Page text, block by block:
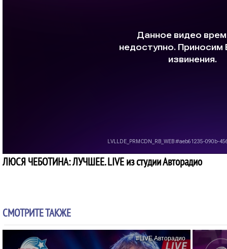
ЛЮСЯ ЧЕБОТИНА: ЛУЧШЕЕ. LIVE из студии Авторадио
СМОТРИТЕ ТАКЖЕ
#LIVE Авторадио